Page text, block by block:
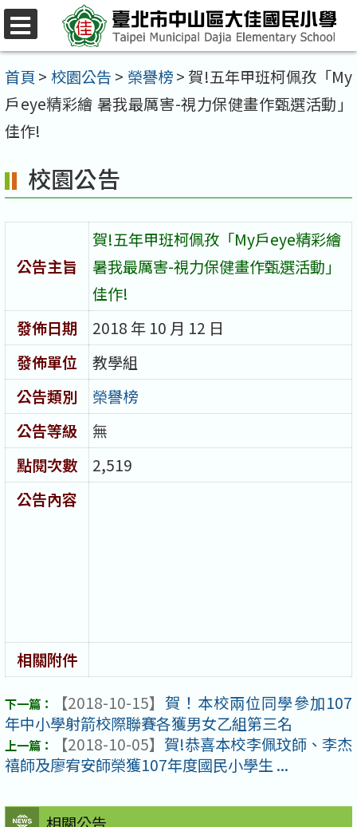
跳
至
主
要
內
區
首頁 > 校園公告 > 榮譽榜> 賀!五年甲班柯佩孜「My
戶eye精彩繪 暑我最厲害-視力保健畫作甄選活動」
佳作!
校園公告
公告主旨
賀!五年甲班柯佩孜「My戶eye精彩繪
暑我最厲害-視力保健畫作甄選活動」
佳作!
發佈日期
2018 年 10 月 12 日
發佈單位
教學組
公告類別
榮譽榜
公告等級
無
點閱次數
2,519
公告內容
相關附件
【2018-10-15】 賀！本校兩位同學參加107
年中小學射箭校際聯賽各獲男女乙組第三名
【2018-10-05】 賀!恭喜本校李佩玟師、李杰
禧師及廖宥安師榮獲107年度國民小學生 ...
選
單